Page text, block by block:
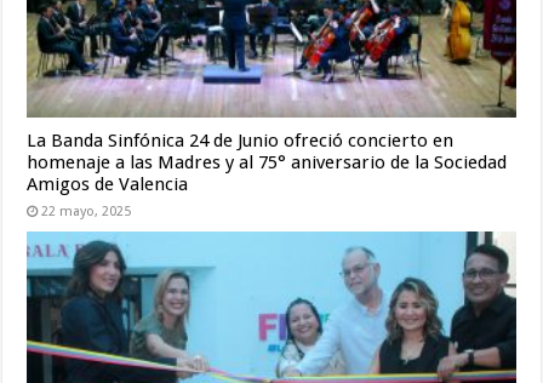
La Banda Sinfónica 24 de Junio ofreció concierto en
homenaje a las Madres y al 75° aniversario de la Sociedad
Amigos de Valencia
22 mayo, 2025